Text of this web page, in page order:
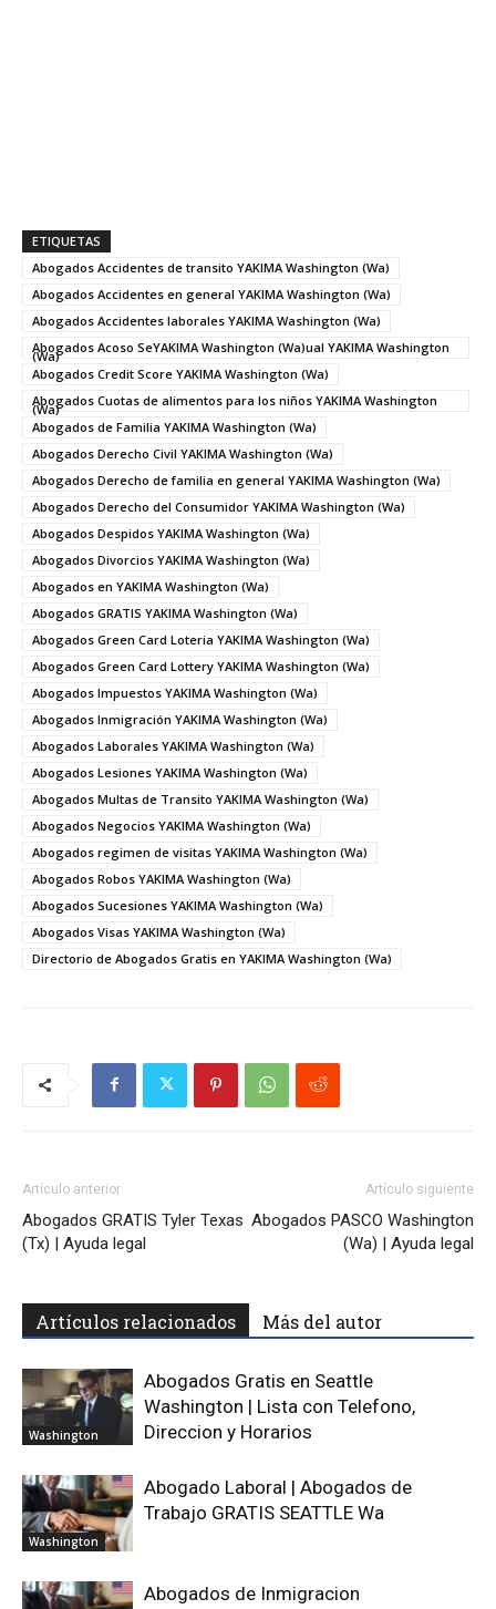
ETIQUETAS
Abogados Accidentes de transito YAKIMA Washington (Wa)
Abogados Accidentes en general YAKIMA Washington (Wa)
Abogados Accidentes laborales YAKIMA Washington (Wa)
Abogados Acoso SeYAKIMA Washington (Wa)ual YAKIMA Washington
(Wa)
Abogados Credit Score YAKIMA Washington (Wa)
Abogados Cuotas de alimentos para los niños YAKIMA Washington
(Wa)
Abogados de Familia YAKIMA Washington (Wa)
Abogados Derecho Civil YAKIMA Washington (Wa)
Abogados Derecho de familia en general YAKIMA Washington (Wa)
Abogados Derecho del Consumidor YAKIMA Washington (Wa)
Abogados Despidos YAKIMA Washington (Wa)
Abogados Divorcios YAKIMA Washington (Wa)
Abogados en YAKIMA Washington (Wa)
Abogados GRATIS YAKIMA Washington (Wa)
Abogados Green Card Loteria YAKIMA Washington (Wa)
Abogados Green Card Lottery YAKIMA Washington (Wa)
Abogados Impuestos YAKIMA Washington (Wa)
Abogados Inmigración YAKIMA Washington (Wa)
Abogados Laborales YAKIMA Washington (Wa)
Abogados Lesiones YAKIMA Washington (Wa)
Abogados Multas de Transito YAKIMA Washington (Wa)
Abogados Negocios YAKIMA Washington (Wa)
Abogados regimen de visitas YAKIMA Washington (Wa)
Abogados Robos YAKIMA Washington (Wa)
Abogados Sucesiones YAKIMA Washington (Wa)
Abogados Visas YAKIMA Washington (Wa)
Directorio de Abogados Gratis en YAKIMA Washington (Wa)
Artículo anterior
Abogados GRATIS Tyler Texas
(Tx) | Ayuda legal
Artículo siguiente
Abogados PASCO Washington
(Wa) | Ayuda legal
Artículos relacionados Más del autor
Washington
Abogados Gratis en Seattle
Washington | Lista con Telefono,
Direccion y Horarios
Washington
Abogado Laboral | Abogados de
Trabajo GRATIS SEATTLE Wa
Abogados de Inmigracion